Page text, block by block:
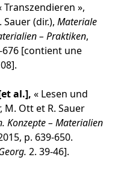
Transzendieren »,
(dir.), Materiale
– Praktiken,
676 [contient une
al.], « Lesen und
M. Ott et R. Sauer
Konzepte – Materialien
p. 639-650.
2. 39-46].